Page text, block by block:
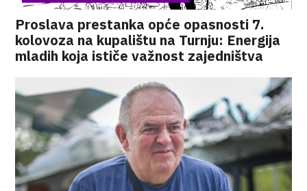
Proslava prestanka opće opasnosti 7.
kolovoza na kupalištu na Turnju: Energija
mladih koja ističe važnost zajedništva